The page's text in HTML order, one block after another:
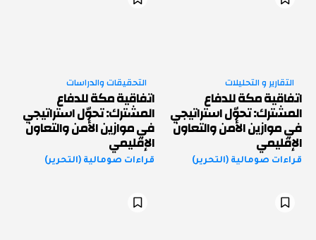
التقارير و التحليلات
اتفاقية مكة للدفاع
المشترك: تحوّل استراتيجي
في موازين الأمن والتعاون
الإقليمي
قراءات صومالية (التحرير)
التحقيقات والدراسات
اتفاقية مكة للدفاع
المشترك: تحوّل استراتيجي
في موازين الأمن والتعاون
الإقليمي
قراءات صومالية (التحرير)